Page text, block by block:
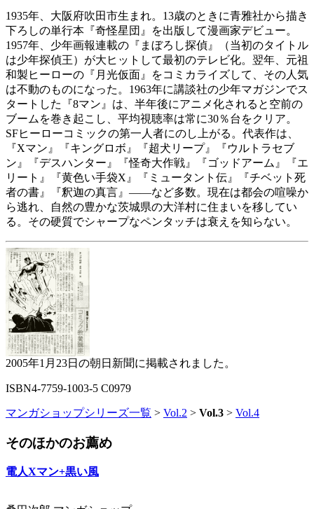
1935年、大阪府吹田市生まれ。13歳のときに青雅社から描き
下ろしの単行本『奇怪星団』を出版して漫画家デビュー。
1957年、少年画報連載の『まぼろし探偵』（当初のタイトル
は少年探偵王）が大ヒットして最初のテレビ化。翌年、元祖
和製ヒーローの『月光仮面』をコミカライズして、その人気
は不動のものになった。1963年に講談社の少年マガジンでス
タートした『8マン』は、半年後にアニメ化されると空前の
ブームを巻き起こし、平均視聴率は常に30％台をクリア。
SFヒーローコミックの第一人者にのし上がる。代表作は、
『Xマン』『キングロボ』『超犬リープ』『ウルトラセブ
ン』『デスハンター』『怪奇大作戦』『ゴッドアーム』『エ
リート』『黄色い手袋X』『ミュータント伝』『チベット死
者の書』『釈迦の真言』――など多数。現在は都会の喧噪か
ら逃れ、自然の豊かな茨城県の大洋村に住まいを移してい
る。その硬質でシャープなペンタッチは衰えを知らない。
2005年1月23日の朝日新聞に掲載されました。
ISBN4-7759-1003-5 C0979
マンガショップシリーズ一覧 > Vol.2 > Vol.3 > Vol.4
そのほかのお薦め
電人Xマン+黒い風